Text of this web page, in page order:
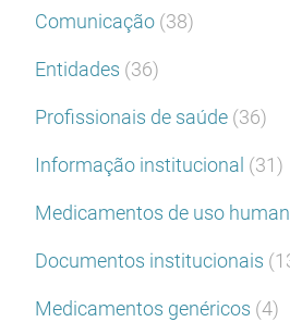
Comunicação (38)
Entidades (36)
Profissionais de saúde (36)
Informação institucional (31)
Medicamentos de uso
Documentos institucionais
Medicamentos genéricos (4)